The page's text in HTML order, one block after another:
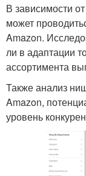
В зависимости
может
Amazon.
ли в адаптации
ассортимента
Также анализ
Amazon,
уровень